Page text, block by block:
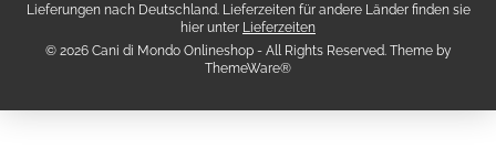
Lieferungen nach Deutschland. Lieferzeiten für andere Länder finden sie
hier unter Lieferzeiten
© 2026 Cani di Mondo Onlineshop - All Rights Reserved. Theme by
ThemeWare®